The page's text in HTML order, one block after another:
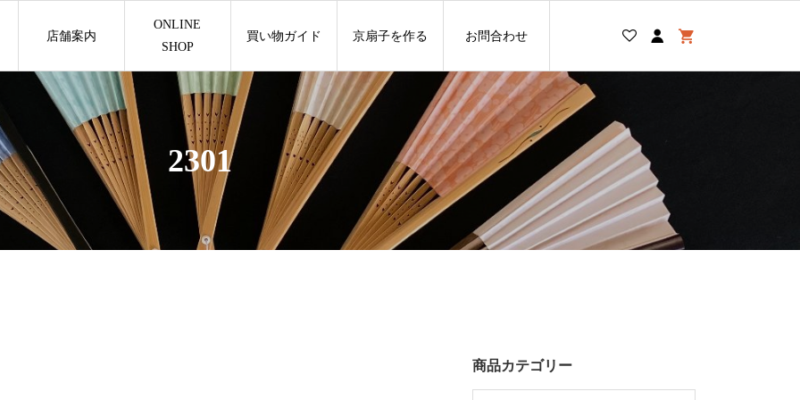
店舗案内
ONLINE
SHOP
買い物ガイド 京扇子を作る お問合わせ
2301
商品カテゴリー